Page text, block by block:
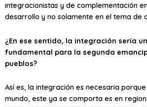
integracionistas y de complementación
desarrollo y no solamente en el tema de
¿En ese sentido, la integración sería
fundamental para la segunda
pueblos?
Así es, la integración es necesaria
mundo, este ya se comporta es en